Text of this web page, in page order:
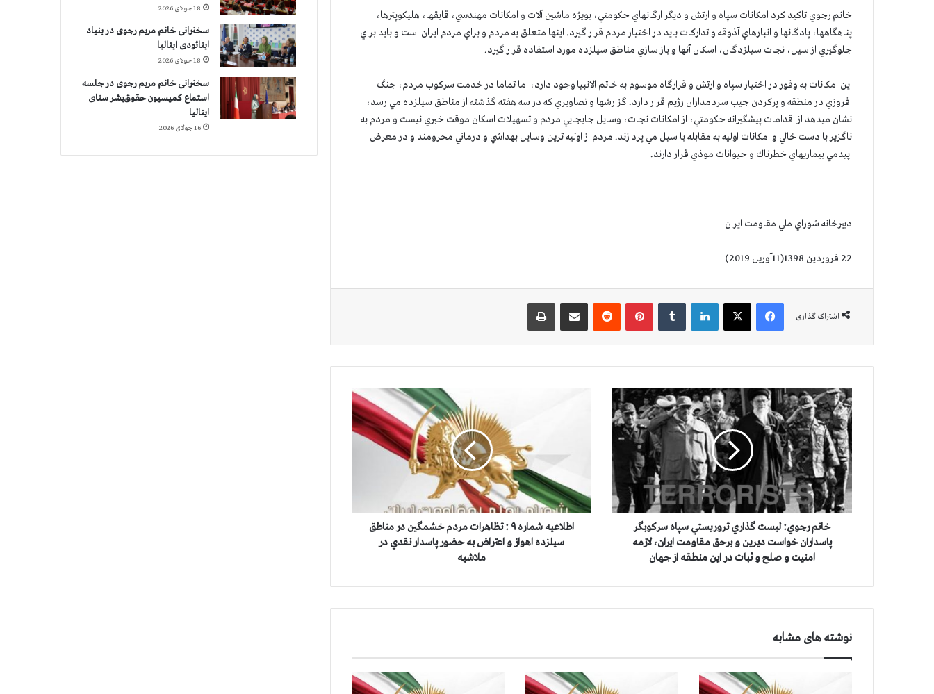
خانم رجوي تاكيد كرد امكانات سپاه و ارتش و ديگر ارگانهاي حكومتي، بويژه ماشين آلات و امكانات مهندسي، قايقها، هليكوپترها،
پناهگاهها، پادگانها و انبارهاي آذوقه و تداركات بايد در اختيار مردم قرار گيرد. اينها متعلق به مردم و براي مردم ايران است و بايد براي
جلوگيري از سيل، نجات سيلزدگان، اسكان آنها و باز سازي مناطق سيلزده مورد استفاده قرار گيرد.
اين امكانات به وفور در اختيار سپاه و ارتش و قرارگاه موسوم به خاتم الانبيا وجود دارد، اما تماما در خدمت سركوب مردم، جنگ
افروزي در منطقه و پركردن جيب سردمداران رژيم قرار دارد. گزارشها و تصاويري كه در سه هفته گذشته از مناطق سيلزده مي رسد،
نشان ميدهد از اقدامات پيشگيرانه حكومتي، از امكانات نجات، وسايل جابجايي مردم و تسهيلات اسكان موقت خبري نيست و مردم به
ناگزير با دست خالي و امكانات اوليه به مقابله با سيل مي پردازند. مردم از اوليه ترين وسايل بهداشي و درماني محرومند و در معرض
اپيدمي بيماريهاي خطرناك و حيوانات موذي قرار دارند.
دبيرخانه شوراي ملي مقاومت ايران
22 فروردين 1398(11آوريل 2019)
اشتراک گذاری
فیس بوک X ‫پین‌ترست ‫رددیت
خ
ا
ن
م
ر
ج
و
ي
:
گ
ي
ت
خانم رجوي: ليست گذاري تروريستي سپاه سركوبگر
پاسداران خواست ديرين و برحق مقاومت ايران، لازمه
امنيت و صلح و ثبات در اين منطقه از جهان
ش
م
:
ر
ت
اطلاعیه شماره ۹ : تظاهرات مردم خشمگين در مناطق
سيلزده اهواز و اعتراض به حضور پاسدار نقدي در
ملاشيه
نوشته های مشابه
18 جولای 2026
سخنرانی خانم مریم رجوی در بنیاد
اینائودی ایتالیا
18 جولای 2026
سخنرانی خانم مریم رجوی در جلسه
استماع کمیسیون حقوق‌بشر سنای
ایتالیا
16 جولای 2026